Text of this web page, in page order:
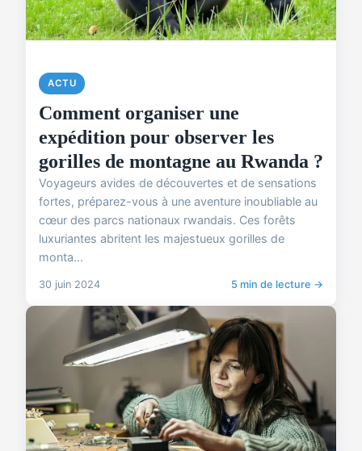
ACTU
Comment organiser une
expédition pour observer les
gorilles de montagne au Rwanda ?
Voyageurs avides de découvertes et de sensations
fortes, préparez-vous à une aventure inoubliable au
cœur des parcs nationaux rwandais. Ces forêts
luxuriantes abritent les majestueux gorilles de
monta...
30 juin 2024 5 min de lecture →